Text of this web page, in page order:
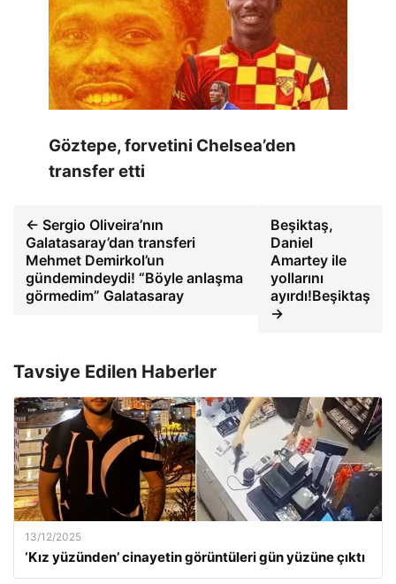
Göztepe, forvetini Chelsea’den
transfer etti
← Sergio Oliveira’nın
Galatasaray’dan transferi
Mehmet Demirkol’un
gündemindeydi! “Böyle anlaşma
görmedim” Galatasaray
Beşiktaş,
Daniel
Amartey ile
yollarını
ayırdı!Beşiktaş
→
Tavsiye Edilen Haberler
13/12/2025
‘Kız yüzünden’ cinayetin görüntüleri gün yüzüne çıktı